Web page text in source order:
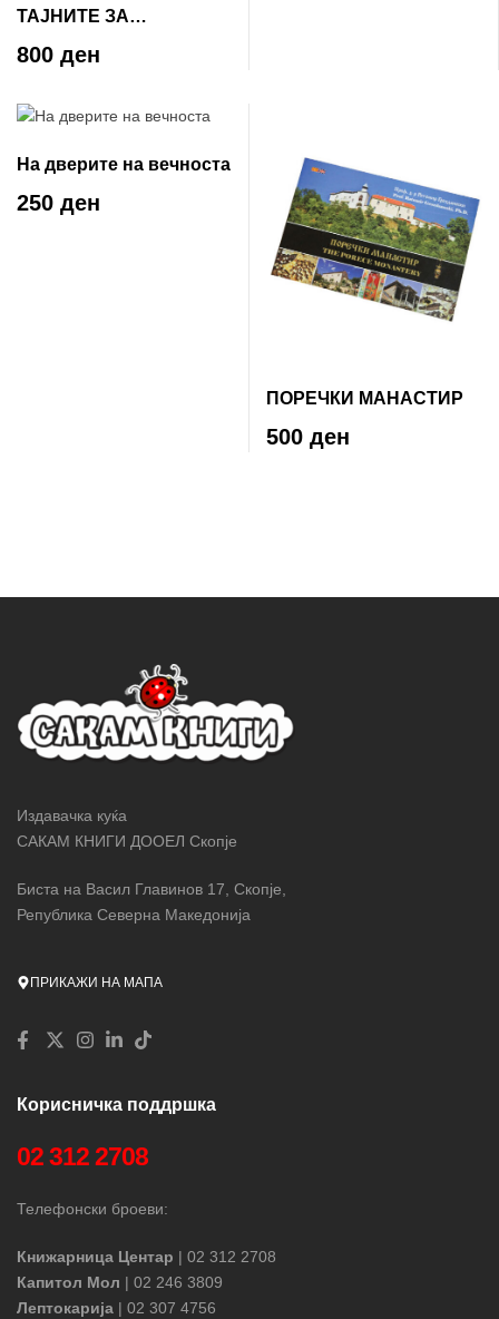
ТАЈНИТЕ ЗА
БИБЛИЈАТА
800 ден
На дверите на вечноста
250 ден
ПОРЕЧКИ МАНАСТИР
500 ден
Издавачка куќа
САКАМ КНИГИ ДООЕЛ Скопје
Биста на Васил Главинов 17, Скопје,
Република Северна Македонија
ПРИКАЖИ НА МАПА
Корисничка поддршка
02 312 2708
Телефонски броеви:
Книжарница Центар | 02 312 2708
Капитол Мол | 02 246 3809
Лептокарија | 02 307 4756